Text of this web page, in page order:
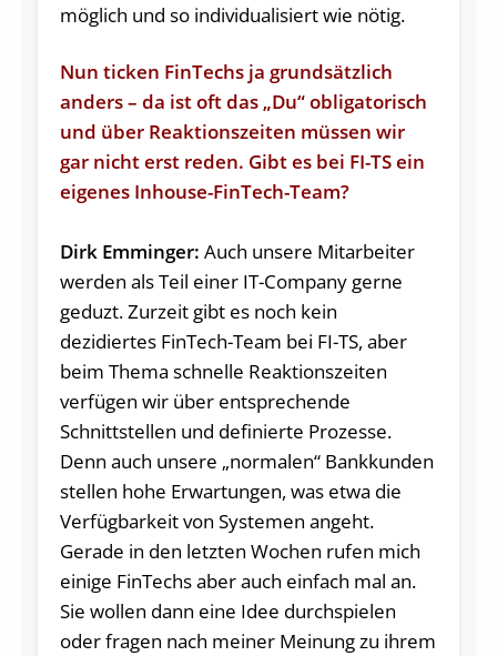
möglich und so individualisiert wie nötig.
Nun ticken FinTechs ja grundsätzlich
anders – da ist oft das „Du“ obligatorisch
und über Reaktionszeiten müssen wir
gar nicht erst reden. Gibt es bei FI-TS ein
eigenes Inhouse-FinTech-Team?
Dirk Emminger: Auch unsere Mitarbeiter
werden als Teil einer IT-Company gerne
geduzt. Zurzeit gibt es noch kein
dezidiertes FinTech-Team bei FI-TS, aber
beim Thema schnelle Reaktionszeiten
verfügen wir über entsprechende
Schnittstellen und definierte Prozesse.
Denn auch unsere „normalen“ Bankkunden
stellen hohe Erwartungen, was etwa die
Verfügbarkeit von Systemen angeht.
Gerade in den letzten Wochen rufen mich
einige FinTechs aber auch einfach mal an.
Sie wollen dann eine Idee durchspielen
oder fragen nach meiner Meinung zu ihrem